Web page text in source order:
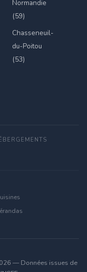
Normandie
(59)
Chasseneuil-
du-Poitou
(53)
— Données issues de